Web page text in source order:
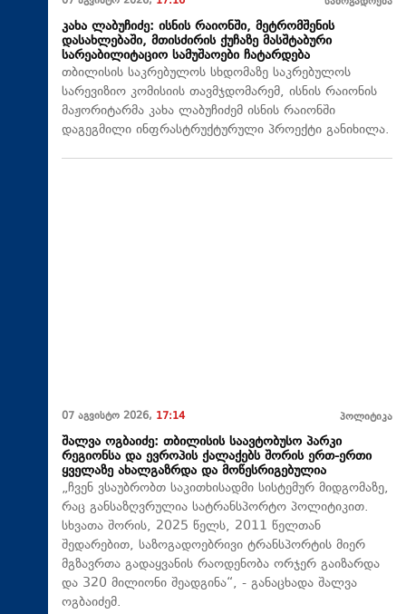
კახა ლაბუჩიძე: ისნის რაიონში, მეტრომშენის
დასახლებაში, მთისძირის ქუჩაზე მასშტაბური
სარეაბილიტაციო სამუშაოები ჩატარდება
თბილისის საკრებულოს სხდომაზე საკრებულოს
სარევიზიო კომისიის თავმჯდომარემ, ისნის რაიონის
მაჟორიტარმა კახა ლაბუჩიძემ ისნის რაიონში
დაგეგმილი ინფრასტრუქტურული პროექტი განიხილა.
07 აგვისტო 2026, 17:14 პოლიტიკა
შალვა ოგბაიძე: თბილისის საავტობუსო პარკი
რეგიონსა და ევროპის ქალაქებს შორის ერთ-ერთი
ყველაზე ახალგაზრდა და მოწესრიგებულია
„ჩვენ ვსაუბრობთ საკითხისადმი სისტემურ მიდგომაზე,
რაც განსაზღვრულია სატრანსპორტო პოლიტიკით.
სხვათა შორის, 2025 წელს, 2011 წელთან
შედარებით, საზოგადოებრივი ტრანსპორტის მიერ
მგზავრთა გადაყვანის რაოდენობა ორჯერ გაიზარდა
და 320 მილიონი შეადგინა“, - განაცხადა შალვა
ოგბაიძემ.